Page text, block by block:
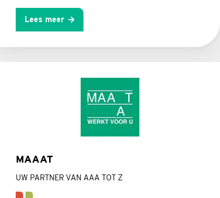
Lees meer
MAAAT
UW PARTNER VAN AAA TOT Z